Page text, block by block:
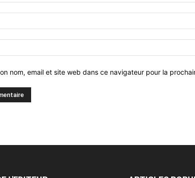
nom, email et site web dans ce navigateur pour la